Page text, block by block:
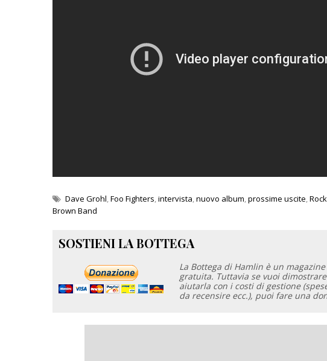
Dave Grohl,Foo Fighters,intervista,nuovo album,prossime uscite,Rock
Brown Band
SOSTIENI LA BOTTEGA
La Bottega di Hamlin è un
gratuita. Tuttavia se vuoi
aiutarla con i costi di gestione
da recensire ecc.), puoi fare una